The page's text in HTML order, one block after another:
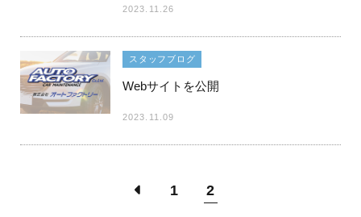
2023.11.26
スタッフブログ
Webサイトを公開
2023.11.09
1 2